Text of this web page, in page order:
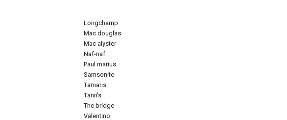
longchamp
mac douglas
mac alyster
naf-naf
paul marius
samsonite
tamaris
tann's
the bridge
valentino